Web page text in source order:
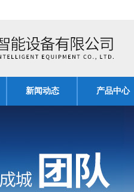
新闻动态 产品中心